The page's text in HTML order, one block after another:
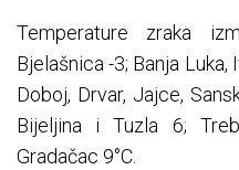
Temperature zraka
Bjelašnica -3; Banja Luka,
Doboj, Drvar, Jajce,
Bijeljina i Tuzla 6;
Gradačac 9°C.